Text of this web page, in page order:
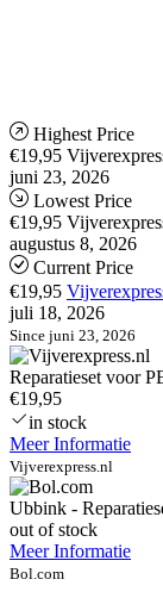
Highest Price
€19,95
juni 23, 2026
Lowest Price
€19,95
augustus 8, 2026
Current Price
€19,95
juli 18, 2026
Since juni 23, 2026
Reparatieset voor
€19,95
in stock
Meer Informatie
Vijverexpress.nl
Ubbink -
out of stock
Meer Informatie
Bol.com